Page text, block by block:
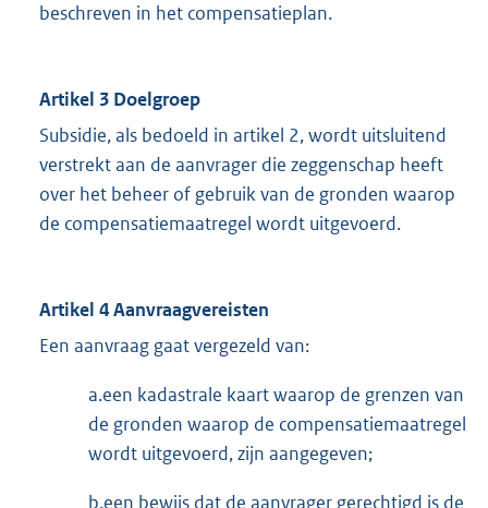
beschreven in het compensatieplan.
Artikel 3 Doelgroep
Subsidie, als bedoeld in artikel 2, wordt uitsluitend
verstrekt aan de aanvrager die zeggenschap heeft
over het beheer of gebruik van de gronden waarop
de compensatiemaatregel wordt uitgevoerd.
Artikel 4 Aanvraagvereisten
Een aanvraag gaat vergezeld van:
a.een kadastrale kaart waarop de grenzen van
de gronden waarop de compensatiemaatregel
wordt uitgevoerd, zijn aangegeven;
b.een bewijs dat de aanvrager gerechtigd is de